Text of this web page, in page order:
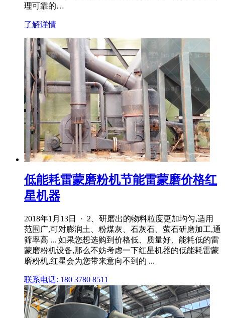
理可靠的…
了解详情
低能耗雷蒙磨粉机节能雷蒙磨价格红
星机器
2018年1月13日 · 2、研磨出的物料粒度更加均匀,适用
范围广,可对膨润土、粉煤灰、石灰石、萤石研磨加工,通
筛率高 ... 如果您想选购到价格低、质量好、能耗低的雷
蒙磨粉机设备,那么不妨考虑一下红星机器的低能耗雷蒙
磨粉机,红星会为您带来意向不到的 ...
联系电话: 180 3780 8511